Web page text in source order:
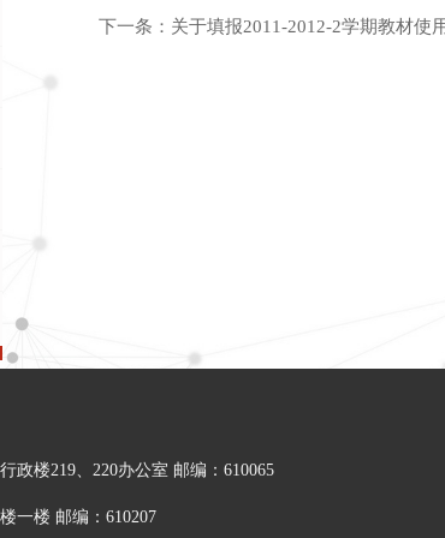
下一条： 关于填报2011-2012-2学期教材使
政楼219、220办公室 邮编：610065
一楼 邮编：610207